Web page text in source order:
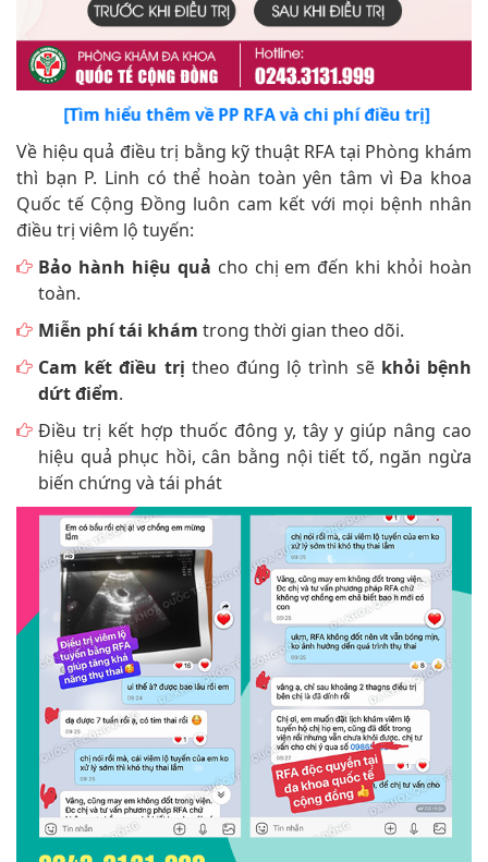
[Tìm hiểu thêm về PP RFA và chi phí điều trị]
Về hiệu quả điều trị bằng kỹ thuật RFA tại Phòng khám
thì bạn P. Linh có thể hoàn toàn yên tâm vì Đa khoa
Quốc tế Cộng Đồng luôn cam kết với mọi bệnh nhân
điều trị viêm lộ tuyến:
Bảo hành hiệu quả cho chị em đến khi khỏi hoàn
toàn.
Miễn phí tái khám trong thời gian theo dõi.
Cam kết điều trị theo đúng lộ trình sẽkhỏi bệnh
dứt điểm.
Điều trị kết hợp thuốc đông y, tây y giúp nâng cao
hiệu quả phục hồi, cân bằng nội tiết tố, ngăn ngừa
biến chứng và tái phát